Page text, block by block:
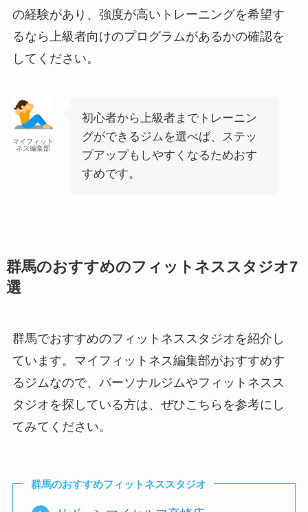
の経験があり、強度が高いトレーニングを希望す
るなら上級者向けのプログラムがあるかの確認を
してください。
マイフィット
ネス編集部
初心者から上級者までトレーニン
グができるジムを選べば、ステッ
プアップもしやすくなるためおす
すめです。
群馬のおすすめのフィットネススタジオ7
選
群馬でおすすめのフィットネススタジオを紹介し
ています。マイフィットネス編集部がおすすめす
るジムなので、パーソナルジムやフィットネスス
タジオを探している方は、ぜひこちらを参考にし
てみてください。
群馬のおすすめフィットネススタジオ